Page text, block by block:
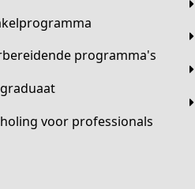
programma's
voor professionals